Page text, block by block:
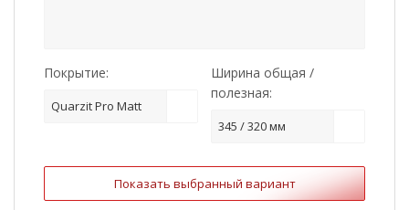
Покрытие:
Quarzit Pro Matt
Ширина общая /
полезная:
345 / 320 мм
Показать выбранный вариант